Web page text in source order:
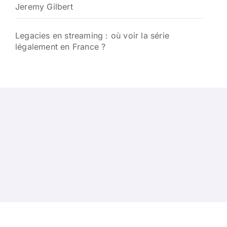
Jeremy Gilbert
Legacies en streaming : où voir la série
légalement en France ?